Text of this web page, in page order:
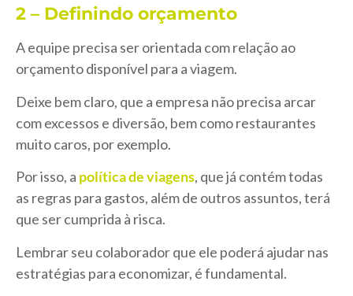
2 – Definindo orçamento
A equipe precisa ser orientada com relação ao
orçamento disponível para a viagem.
Deixe bem claro, que a empresa não precisa arcar
com excessos e diversão, bem como restaurantes
muito caros, por exemplo.
Por isso, a política de viagens, que já contém todas
as regras para gastos, além de outros assuntos, terá
que ser cumprida à risca.
Lembrar seu colaborador que ele poderá ajudar nas
estratégias para economizar, é fundamental.